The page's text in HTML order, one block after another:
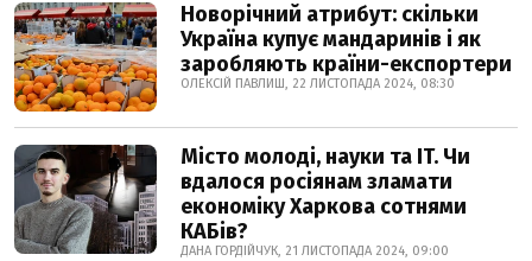
Новорічний атрибут: скільки
Україна купує мандаринів і як
заробляють країни-експортери
ОЛЕКСІЙ ПАВЛИШ, 22 ЛИСТОПАДА 2024, 08:30
Місто молоді, науки та IT. Чи
вдалося росіянам зламати
економіку Харкова сотнями
КАБів?
ДАНА ГОРДІЙЧУК, 21 ЛИСТОПАДА 2024, 09:00